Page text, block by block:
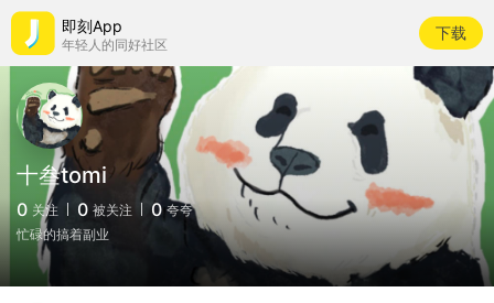
即刻App
年轻人的同好社区
下载
十叁tomi
0 关注 0 被关注 0 夸夸
忙碌的搞着副业